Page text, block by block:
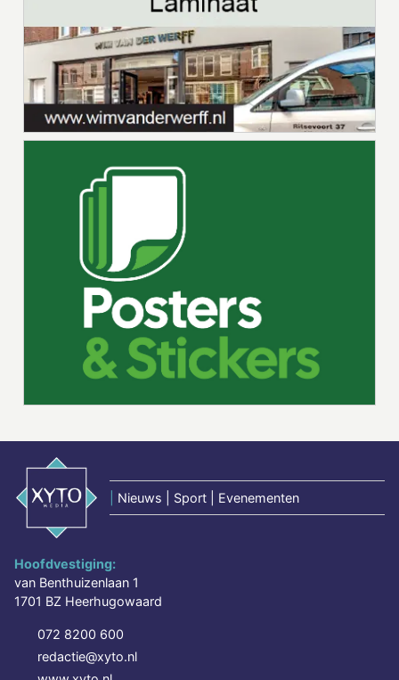
Nieuws | Sport | Evenementen
Hoofdvestiging:
van Benthuizenlaan 1
1701 BZ Heerhugowaard
072 8200 600
redactie@xyto.nl